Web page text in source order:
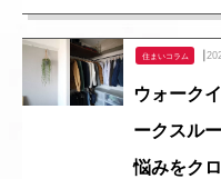
住まいコラム
ウォーク
ークスル
悩みをク